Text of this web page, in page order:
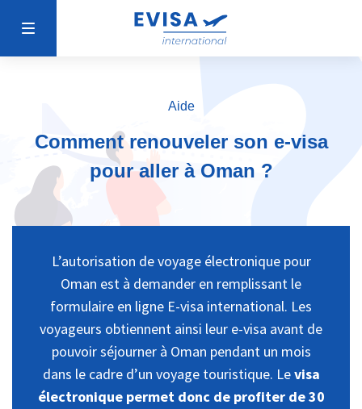
Aide
Comment renouveler son e-visa
pour aller à Oman ?
L’autorisation de voyage électronique pour
Oman est à demander en remplissant le
formulaire en ligne E-visa international. Les
voyageurs obtiennent ainsi leur e-visa avant de
pouvoir séjourner à Oman pendant un mois
dans le cadre d’un voyage touristique. Levisa
électronique permet donc de profiter de 30